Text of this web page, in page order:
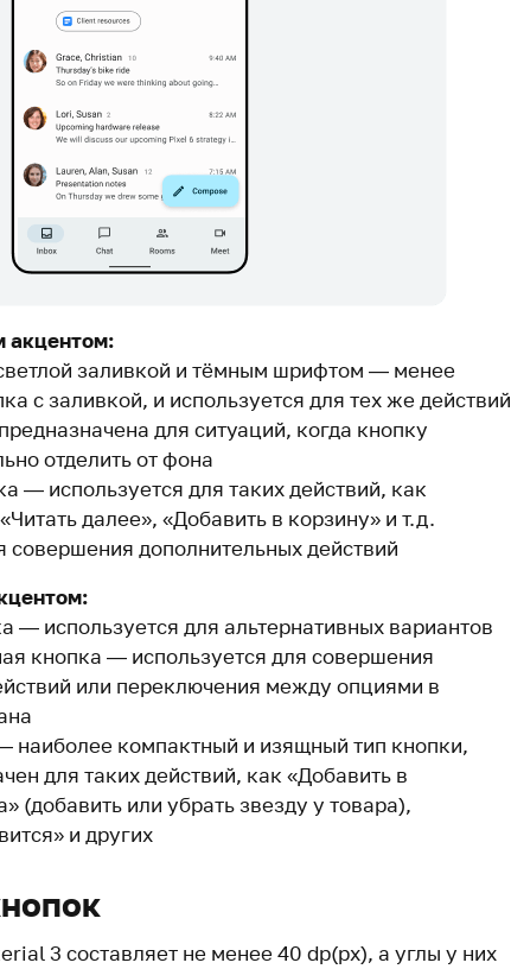
акцентом:
заливкой и тёмным шрифтом — менее
с заливкой, и используется для тех же действий
для ситуаций, когда кнопку
отделить от фона
— используется для таких действий, как
далее», «Добавить в корзину» и т.д.
совершения дополнительных действий
— используется для альтернативных вариантов
кнопка — используется для совершения
или переключения между опциями в
компактный и изящный тип кнопки,
для таких действий, как «Добавить в
(добавить или убрать звезду у товара),
и других
3 составляет не менее 40 dp(px), а углы у них